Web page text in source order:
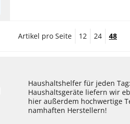
Artikel pro Seite 12 24 48
Haushaltshelfer für jeden
Haushaltsgeräte liefern wir
hier außerdem hochwertige
namhaften Herstellern!